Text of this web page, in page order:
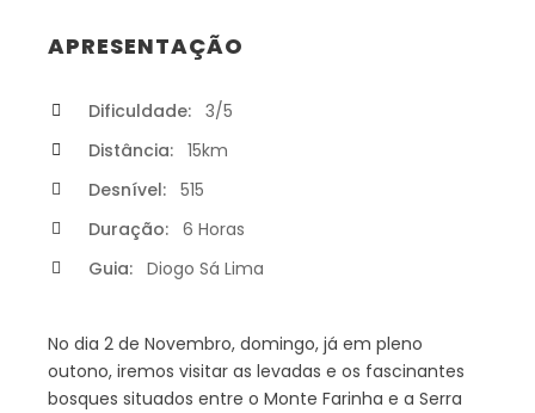
APRESENTAÇÃO
Dificuldade: 3/5
Distância: 15km
Desnível: 515
Duração: 6 Horas
Guia: Diogo Sá Lima
No dia 2 de Novembro, domingo, já em pleno
outono, iremos visitar as levadas e os fascinantes
bosques situados entre o Monte Farinha e a Serra